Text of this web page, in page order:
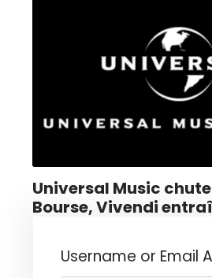
Universal Music chute
Bourse, Vivendi
Username or Email